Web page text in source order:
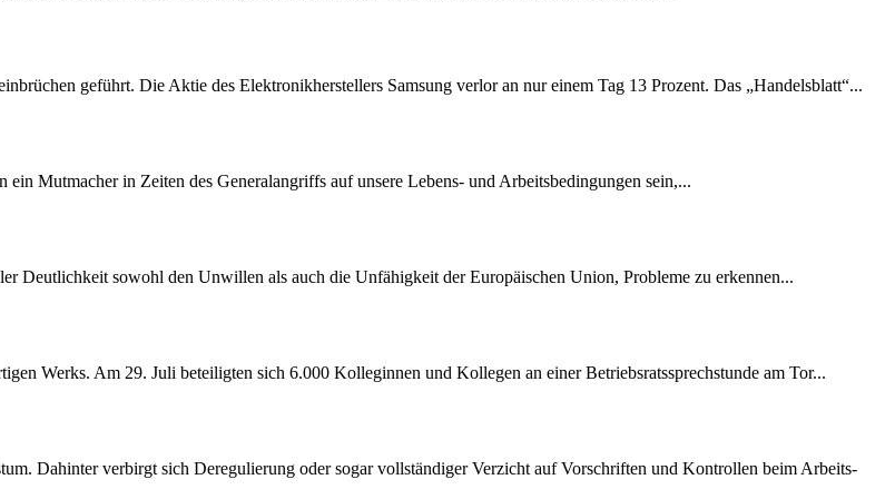
geführt. Die Aktie des Elektronikherstellers Samsung verlor an nur einem Tag 13 Prozent. Das „Handelsblatt“...
Mutmacher in Zeiten des Generalangriffs auf unsere Lebens- und Arbeitsbedingungen sein,...
Deutlichkeit sowohl den Unwillen als auch die Unfähigkeit der Europäischen Union, Probleme zu erkennen...
Werks. Am 29. Juli beteiligten sich 6.000 Kolleginnen und Kollegen an einer Betriebsratssprechstunde am Tor...
Dahinter verbirgt sich Deregulierung oder sogar vollständiger Verzicht auf Vorschriften und Kontrollen beim Arbeits-